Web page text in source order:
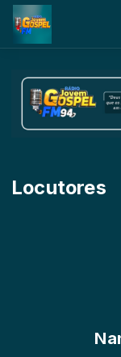
Locutores